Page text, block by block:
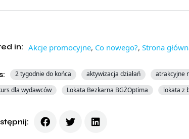
in: Akcje promocyjne, Co nowego?, Strona
2 tygodnie do końca aktywizacja działań atrakcyjne
dla wydawców
Lokata Bezkarna BGŻOptima lokata z